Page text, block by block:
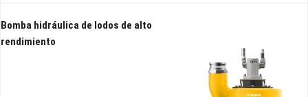
Bomba hidráulica de lodos de alto
rendimiento